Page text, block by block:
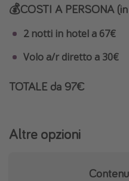
💰COSTI A PERSONA
2 notti in hotel a 67€
Volo a/r diretto a 30€
TOTALE da 97€
Altre opzioni